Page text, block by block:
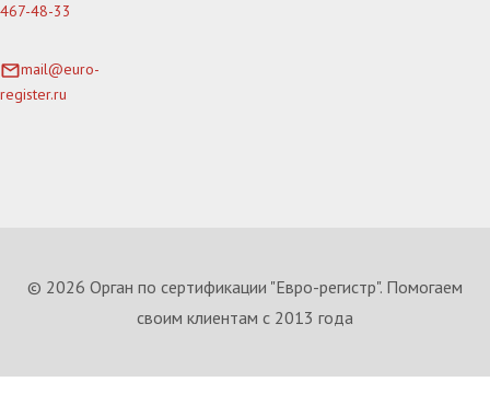
467-48-33
mail@euro-
register.ru
© 2026 Орган по сертификации "Евро-регистр". Помогаем
своим клиентам с 2013 года